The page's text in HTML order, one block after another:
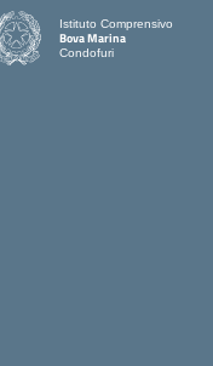
Istituto Comprensivo
Bova Marina
Condofuri